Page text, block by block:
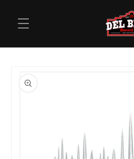
content
product
information